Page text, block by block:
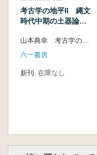
考古学の地平II 縄文
時代中期の土器論と
山本典幸 考古学の地平グループ 編
六一書房
新刊 在庫なし